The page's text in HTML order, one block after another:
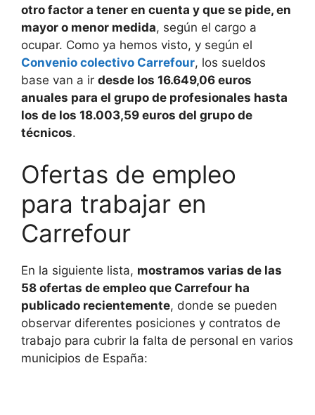
otro factor a tener en cuenta y que se pide, en
mayor o menor medida, según el cargo a
ocupar. Como ya hemos visto, y según el
Convenio colectivo Carrefour, los sueldos
base van a ir desde los 16.649,06 euros
anuales para el grupo de profesionales hasta
los de los 18.003,59 euros del grupo de
técnicos.
Ofertas de empleo
para trabajar en
Carrefour
En la siguiente lista, mostramos varias de las
58 ofertas de empleo que Carrefour ha
publicado recientemente, donde se pueden
observar diferentes posiciones y contratos de
trabajo para cubrir la falta de personal en varios
municipios de España: